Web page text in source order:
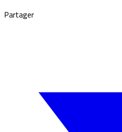
Partager